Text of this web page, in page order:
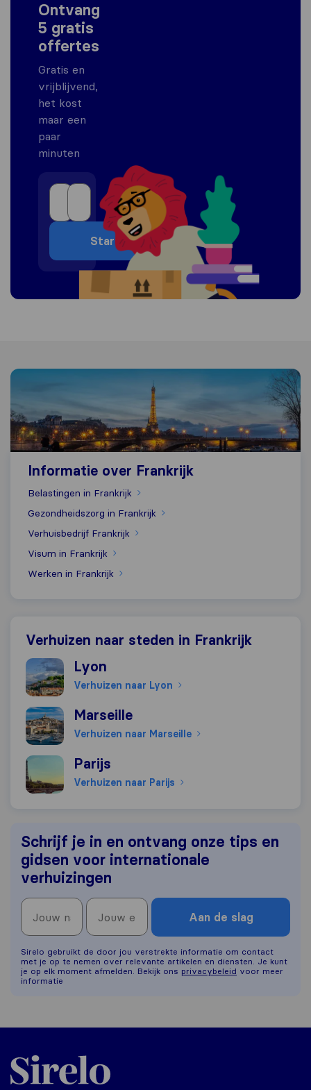
Informatie over Frankrijk
Informatie over Frankrijk
Belastingen in Frankrijk
Gezondheidszorg in Frankrijk
Verhuisbedrijf Frankrijk
Visum in Frankrijk
Werken in Frankrijk
Verhuizen naar steden in Frankrijk
Verhuizen naar Lyon
Lyon
Verhuizen naar Lyon
Verhuizen naar Marseille
Marseille
Verhuizen naar Marseille
Verhuizen naar Parijs
Parijs
Verhuizen naar Parijs
Schrijf je in en ontvang onze tips en
gidsen voor internationale
verhuizingen
Aan de slag
Sirelo gebruikt de door jou verstrekte informatie om contact
met je op te nemen over relevante artikelen en diensten. Je kunt
je op elk moment afmelden. Bekijk ons privacybeleid voor meer
informatie
Ontvang
5 gratis
offertes
Gratis en
vrijblijvend,
het kost
maar een
paar
minuten
Start
Sirelo.nl